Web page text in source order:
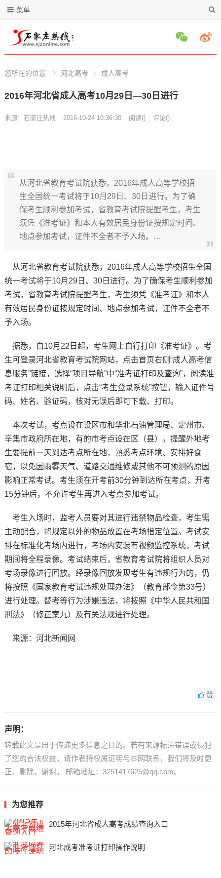
菜单
您所在的位置 河北高考 成人高考
2016年河北省成人高考10月29日—30日进行
来源： 石家庄热线 2016-10-24 10:36:30 阅读() 评论()
从河北省教育考试院获悉，2016年成人高等学校招
生全国统一考试将于10月29日、30日进行。为了确
保考生顺利参加考试，省教育考试院提醒考生，考生
须凭《准考证》和本人有效居民身份证按规定时间、
地点参加考试，证件不全者不予入场。…
从河北省教育考试院获悉，2016年成人高等学校招生全国
统一考试将于10月29日、30日进行。为了确保考生顺利参加
考试，省教育考试院提醒考生，考生须凭《准考证》和本人
有效居民身份证按规定时间、地点参加考试，证件不全者不
予入场。
据悉，自10月22日起，考生网上自行打印《准考证》。考
生可登录河北省教育考试院网站，点击首页右侧“成人高考信
息服务”链接，选择“项目导航”中“准考证打印及查询”，阅读准
考证打印相关说明后，点击“考生登录系统”按钮，输入证件号
码、姓名、验证码，核对无误后即可下载、打印。
本次考试，考点设在设区市和华北石油管理局、定州市、
辛集市政府所在地，有的市考点设在区（县）。提醒外地考
生要提前一天到达考点所在地，熟悉考点环境、安排好食
宿，以免因雨雾天气、道路交通维修或其他不可预测的原因
影响正常考试。考生须在开考前30分钟到达所在考点，开考
15分钟后，不允许考生再进入考点参加考试。
考生入场时，监考人员要对其进行违禁物品检查，考生需
主动配合，将规定以外的物品放置在考场指定位置。考试安
排在标准化考场内进行，考场内安装有视频监控系统，考试
期间将全程录像。考试结束后，省教育考试院将组织人员对
考场录像进行回放。经录像回放发现考生有违规行为的，仍
将按照《国家教育考试违规处理办法》（教育部令第33号）
进行处理。替考等行为涉嫌违法，将按照《中华人民共和国
刑法》（修正案九）及有关法规进行处理。
来源：河北新闻网
赞
声明：
转载此文是出于传递更多信息之目的。若有来源标注错误或侵犯
了您的合法权益，请作者持权属证明与本网联系，我们将及时更
正、删除，谢谢。 邮箱地址：3251417625@qq.com。
为您推荐
2015年河北省成人高考成绩查询入口
河北成考准考证打印操作说明